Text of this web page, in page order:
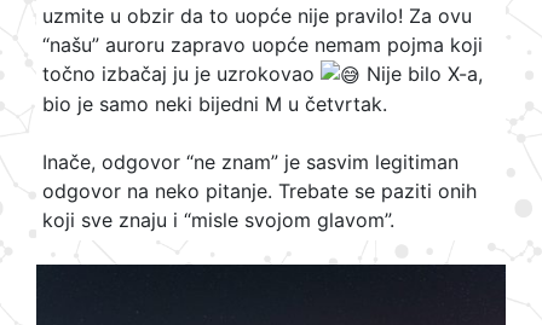
uzmite u obzir da to uopće nije pravilo! Za ovu
“našu” auroru zapravo uopće nemam pojma koji
točno izbačaj ju je uzrokovao
Nije bilo X-a,
bio je samo neki bijedni M u četvrtak.
Inače, odgovor “ne znam” je sasvim legitiman
odgovor na neko pitanje. Trebate se paziti onih
koji sve znaju i “misle svojom glavom”.